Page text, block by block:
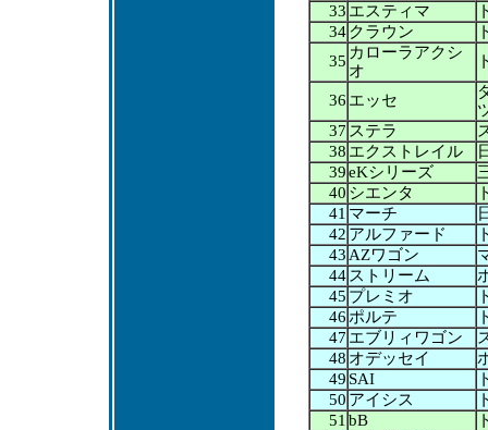
33 エスティマ
34 クラウン
35 カローラアクシ
オ
36 エッセ
37 ステラ
38 エクストレイル
39eKシリーズ
40 シエンタ
41 マーチ
42 アルファード
43 AZワゴン
44 ストリーム
45 プレミオ
46 ポルテ
47 エブリィワゴン
48 オデッセイ
49 SAI
50 アイシス
51 bB